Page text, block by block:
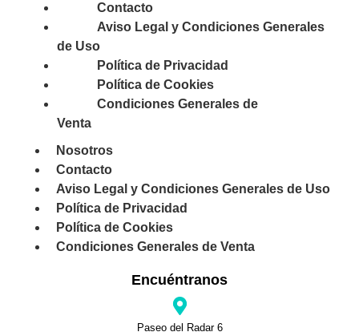
Contacto
Aviso Legal y Condiciones Generales
de Uso
Política de Privacidad
Política de Cookies
Condiciones Generales de
Venta
Nosotros
Contacto
Aviso Legal y Condiciones Generales de Uso
Política de Privacidad
Política de Cookies
Condiciones Generales de Venta
Encuéntranos
Paseo del Radar 6